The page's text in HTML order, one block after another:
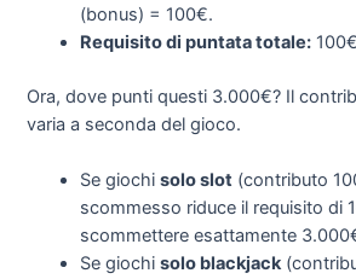
(bonus) = 100€.
Requisito di puntata totale:
Ora, dove punti questi 3.000€? Il
varia a seconda del gioco.
Se giochisolo slot (contributo
scommesso riduce il requisito di
scommettere esattamente
Se giochisolo blackjack